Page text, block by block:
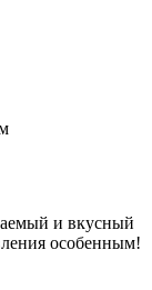
и вкусный
особенным!